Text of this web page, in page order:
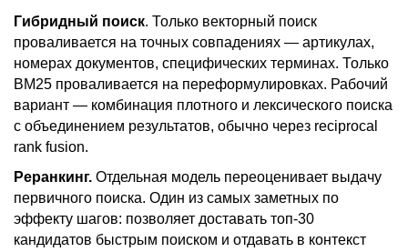
Гибридный поиск. Только векторный поиск
проваливается на точных совпадениях — артикулах,
номерах документов, специфических терминах. Только
BM25 проваливается на переформулировках. Рабочий
вариант — комбинация плотного и лексического поиска
с объединением результатов, обычно через reciprocal
rank fusion.
Реранкинг. Отдельная модель переоценивает выдачу
первичного поиска. Один из самых заметных по
эффекту шагов: позволяет доставать топ-30
кандидатов быстрым поиском и отдавать в контекст